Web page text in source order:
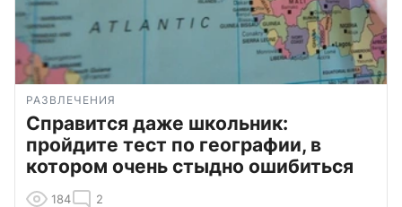
РАЗВЛЕЧЕНИЯ
Справится даже школьник:
пройдите тест по географии, в
котором очень стыдно ошибиться
184 2